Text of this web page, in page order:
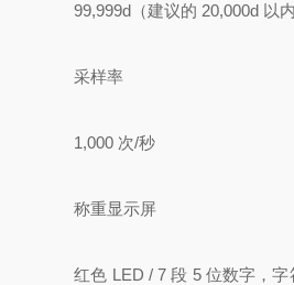
99,999d（建议的 20,000d 以内
采样率
1,000 次/秒
称重显示屏
红色 LED / 7 段 5 位数字，